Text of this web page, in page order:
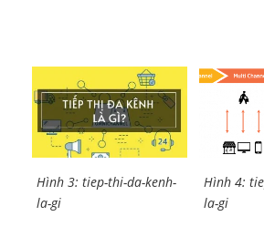
Hình 3: tiep-thi-da-kenh-
la-gi
Hình 4:
la-gi